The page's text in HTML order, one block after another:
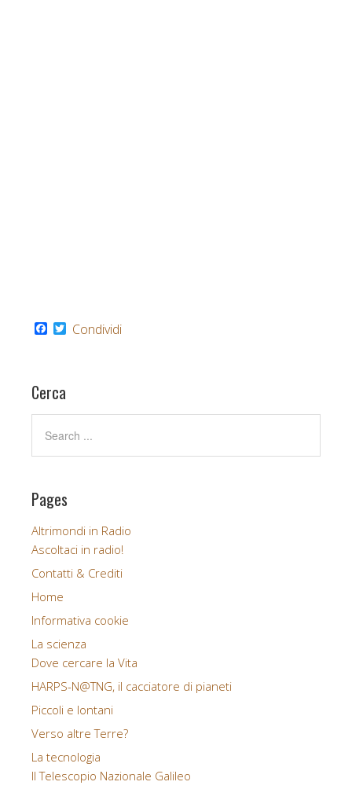
F
o
o
k
Condividi
Cerca
Pages
Altrimondi in Radio
Ascoltaci in radio!
Contatti & Crediti
Home
Informativa cookie
La scienza
Dove cercare la Vita
HARPS-N@TNG, il cacciatore di pianeti
Piccoli e lontani
Verso altre Terre?
La tecnologia
Il Telescopio Nazionale Galileo